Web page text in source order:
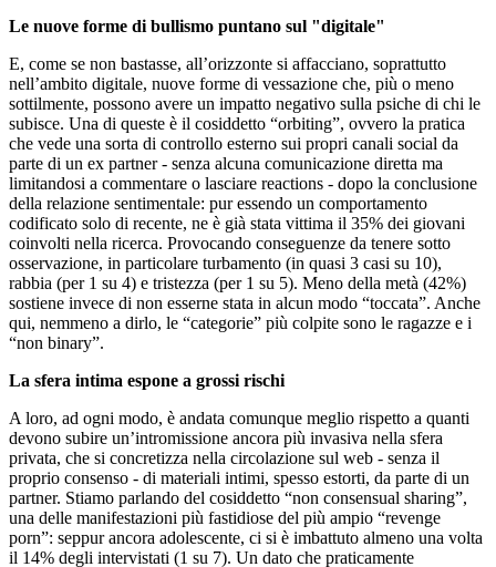
Le nuove forme di bullismo puntano sul "digitale"
E, come se non bastasse, all’orizzonte si affacciano, soprattutto
nell’ambito digitale, nuove forme di vessazione che, più o meno
sottilmente, possono avere un impatto negativo sulla psiche di chi le
subisce. Una di queste è il cosiddetto “orbiting”, ovvero la pratica
che vede una sorta di controllo esterno sui propri canali social da
parte di un ex partner - senza alcuna comunicazione diretta ma
limitandosi a commentare o lasciare reactions - dopo la conclusione
della relazione sentimentale: pur essendo un comportamento
codificato solo di recente, ne è già stata vittima il 35% dei giovani
coinvolti nella ricerca. Provocando conseguenze da tenere sotto
osservazione, in particolare turbamento (in quasi 3 casi su 10),
rabbia (per 1 su 4) e tristezza (per 1 su 5). Meno della metà (42%)
sostiene invece di non esserne stata in alcun modo “toccata”. Anche
qui, nemmeno a dirlo, le “categorie” più colpite sono le ragazze e i
“non binary”.
La sfera intima espone a grossi rischi
A loro, ad ogni modo, è andata comunque meglio rispetto a quanti
devono subire un’intromissione ancora più invasiva nella sfera
privata, che si concretizza nella circolazione sul web - senza il
proprio consenso - di materiali intimi, spesso estorti, da parte di un
partner. Stiamo parlando del cosiddetto “non consensual sharing”,
una delle manifestazioni più fastidiose del più ampio “revenge
porn”: seppur ancora adolescente, ci si è imbattuto almeno una volta
il 14% degli intervistati (1 su 7). Un dato che praticamente